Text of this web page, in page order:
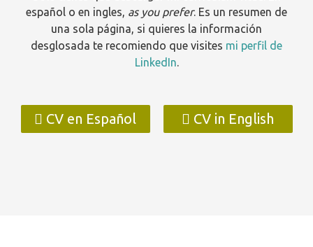
español o en ingles, as you prefer. Es un resumen de
una sola página, si quieres la información
desglosada te recomiendo que visites mi perfil de
LinkedIn.
CV en Español CV in English